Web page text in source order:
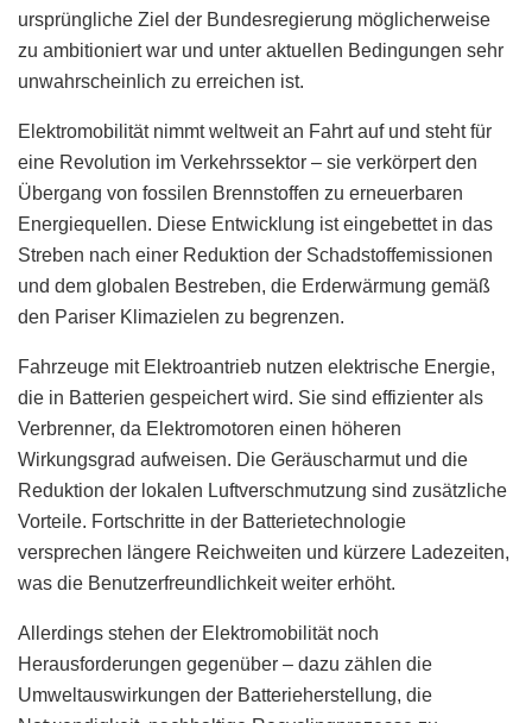
ursprüngliche Ziel der Bundesregierung möglicherweise
zu ambitioniert war und unter aktuellen Bedingungen sehr
unwahrscheinlich zu erreichen ist.
Elektromobilität nimmt weltweit an Fahrt auf und steht für
eine Revolution im Verkehrssektor – sie verkörpert den
Übergang von fossilen Brennstoffen zu erneuerbaren
Energiequellen. Diese Entwicklung ist eingebettet in das
Streben nach einer Reduktion der Schadstoffemissionen
und dem globalen Bestreben, die Erderwärmung gemäß
den Pariser Klimazielen zu begrenzen.
Fahrzeuge mit Elektroantrieb nutzen elektrische Energie,
die in Batterien gespeichert wird. Sie sind effizienter als
Verbrenner, da Elektromotoren einen höheren
Wirkungsgrad aufweisen. Die Geräuscharmut und die
Reduktion der lokalen Luftverschmutzung sind zusätzliche
Vorteile. Fortschritte in der Batterietechnologie
versprechen längere Reichweiten und kürzere Ladezeiten,
was die Benutzerfreundlichkeit weiter erhöht.
Allerdings stehen der Elektromobilität noch
Herausforderungen gegenüber – dazu zählen die
Umweltauswirkungen der Batterieherstellung, die